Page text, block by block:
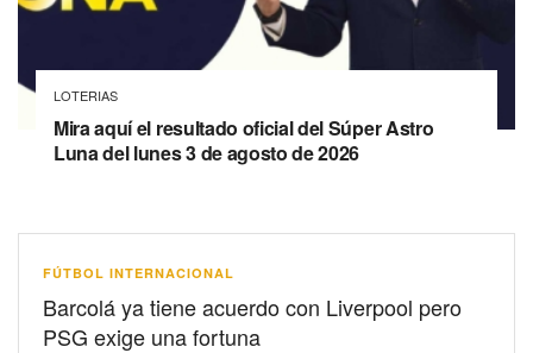
LOTERIAS
Mira aquí el resultado oficial del Súper Astro
Luna del lunes 3 de agosto de 2026
FÚTBOL INTERNACIONAL
Barcolá ya tiene acuerdo con Liverpool pero
PSG exige una fortuna